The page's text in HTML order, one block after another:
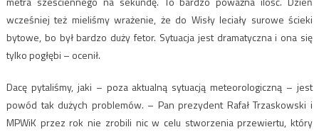
wcześniej też mieliśmy wrażenie, że do Wisły leciały surowe ścieki
bytowe, bo był bardzo duży fetor. Sytuacja jest dramatyczna i ona się
tylko pogłębi – ocenił.
Dacę pytaliśmy, jaki – poza aktualną sytuacją meteorologiczną – jest
powód tak dużych problemów. – Pan prezydent Rafał Trzaskowski i
MPWiK przez rok nie zrobili nic w celu stworzenia przewiertu, który